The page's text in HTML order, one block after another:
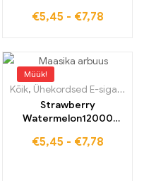
tõmmet E-sigarett ELF
€5,45 - €7,78
Müük!
Kõik, Ühekordsed E-sigaretid
Strawberry
Watermelon12000
väikeseid koguseid
€5,45 - €7,78